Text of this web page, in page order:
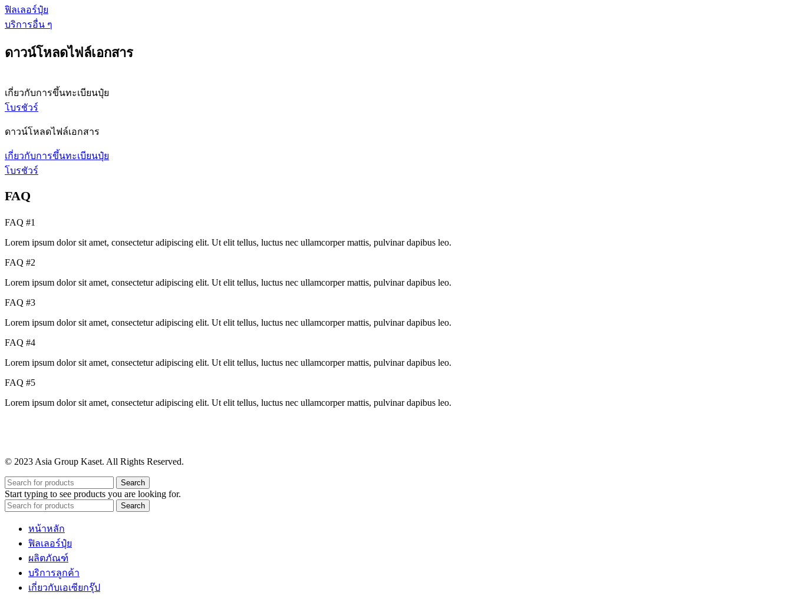
ฟิลเลอร์ปุ๋ย
บริการอื่น ๆ
ดาวน์โหลดไฟล์เอกสาร
เกี่ยวกับการขึ้นทะเบียนปุ๋ย
โบรชัวร์
ดาวน์โหลดไฟล์เอกสาร
เกี่ยวกับการขึ้นทะเบียนปุ๋ย
โบรชัวร์
FAQ
FAQ #1
Lorem ipsum dolor sit amet, consectetur adipiscing elit. Ut elit tellus, luctus nec ullamcorper mattis, pulvinar dapibus leo.
FAQ #2
Lorem ipsum dolor sit amet, consectetur adipiscing elit. Ut elit tellus, luctus nec ullamcorper mattis, pulvinar dapibus leo.
FAQ #3
Lorem ipsum dolor sit amet, consectetur adipiscing elit. Ut elit tellus, luctus nec ullamcorper mattis, pulvinar dapibus leo.
FAQ #4
Lorem ipsum dolor sit amet, consectetur adipiscing elit. Ut elit tellus, luctus nec ullamcorper mattis, pulvinar dapibus leo.
FAQ #5
Lorem ipsum dolor sit amet, consectetur adipiscing elit. Ut elit tellus, luctus nec ullamcorper mattis, pulvinar dapibus leo.
© 2023 Asia Group Kaset. All Rights Reserved.
Search
Start typing to see products you are looking for.
Search
หน้าหลัก
ฟิลเลอร์ปุ๋ย
ผลิตภัณฑ์
บริการลูกค้า
เกี่ยวกับเอเซียกรุ๊ป